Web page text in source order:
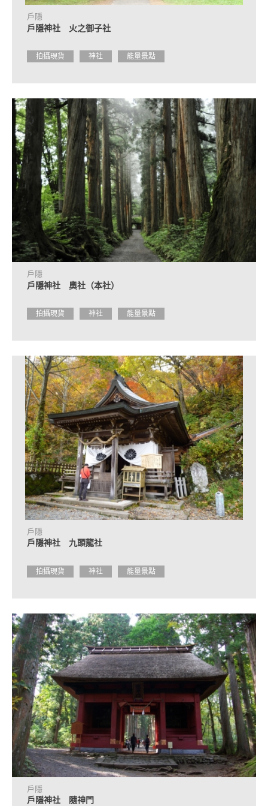
戶隱
戶隱神社 火之御子社
拍攝現貨 神社 能量景點
戶隱
戶隱神社 奧社（本社）
拍攝現貨 神社 能量景點
戶隱
戶隱神社 九頭龍社
拍攝現貨 神社 能量景點
戶隱
戶隱神社 隨神門